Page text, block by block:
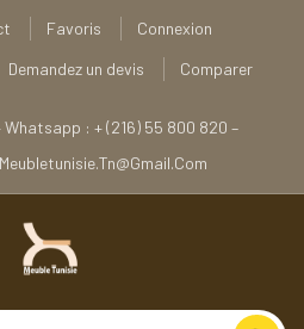
Favoris
Connexion
Demandez un devis Comparer
Whatsapp : + (216) 55 800 820 –
Meubletunisie.tn@gmail.com